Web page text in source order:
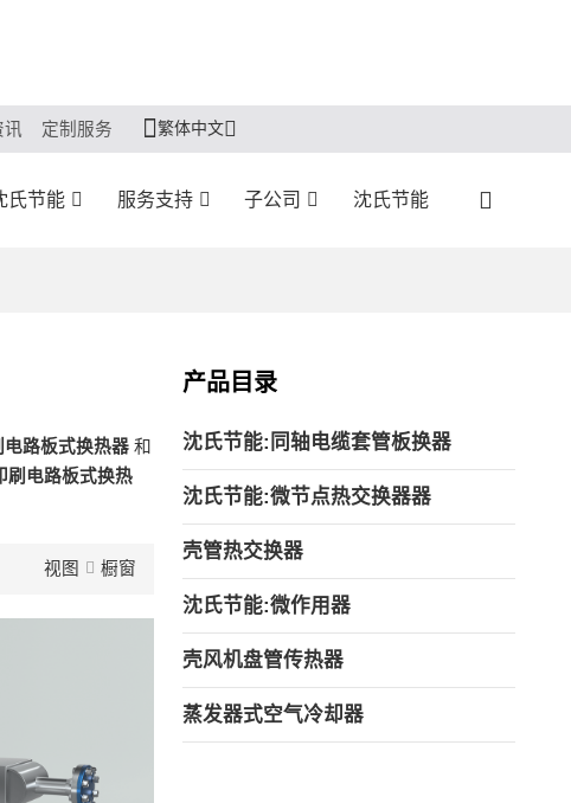
讯 定制服务 繁体中文
氏节能 服务支持 子公司 沈氏节能
电路板式换热器和
刷电路板式换热
视图 橱窗
产品目录
沈氏节能:同轴电缆套管板换器
沈氏节能:微节点热交换器器
壳管热交换器
沈氏节能:微作用器
壳风机盘管传热器
蒸发器式空气冷却器